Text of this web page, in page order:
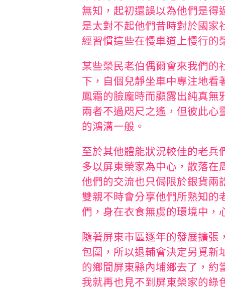
無知，起初還誤以為他們是得
是太對不起他們昔時對於國家
經習慣這些在慢車道上慢行的
某些榮民老伯偶爾會來我們的
下，自個兒靜坐車中專注地看
鳳霜的臉龐時而顯露出純真無
兩者不過咫尺之遙，但彼此心
的鴻溝一般。
至於其他體能狀況較佳的老兵
多以屏東榮家為中心，散落在
他們的交流也只侷限於銀貨兩
雙親不時會分享他們所熟知的
們，身在衣食無虞的環境中，
隨著屏東市區逐年的發展擴
包圍，所以退輔會決定另覓新
的鄉間屏東縣內埔鄉去了，
我就再也見不到屏東榮家的綠